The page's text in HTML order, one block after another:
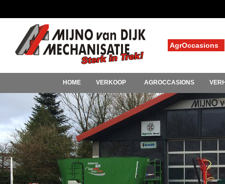
AgrOccasions
HOME VERKOOP AGROCCASIONS